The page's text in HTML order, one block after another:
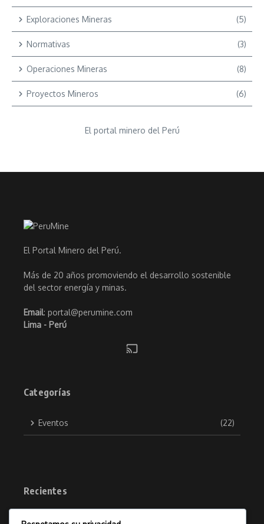
Exploraciones Mineras (5)
Normativas (3)
Operaciones Mineras (8)
Proyectos Mineros (6)
El portal minero del Perú
El Portal Minero del Perú.
Más de 20 años promoviendo el desarrollo sostenible
del sector energía y minas.
Email: portal@perumine.com
Lima - Perú
Categorías
Eventos (22)
Recientes
1